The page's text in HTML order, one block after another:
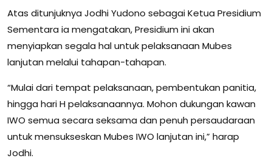
Atas ditunjuknya Jodhi Yudono sebagai Ketua Presidium
Sementara ia mengatakan, Presidium ini akan
menyiapkan segala hal untuk pelaksanaan Mubes
lanjutan melalui tahapan-tahapan.
“Mulai dari tempat pelaksanaan, pembentukan panitia,
hingga hari H pelaksanaannya. Mohon dukungan kawan
IWO semua secara seksama dan penuh persaudaraan
untuk mensukseskan Mubes IWO lanjutan ini,” harap
Jodhi.